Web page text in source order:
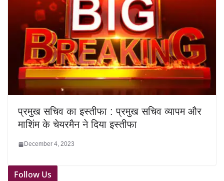
प्रमुख सचिव का इस्तीफा : प्रमुख सचिव व्यापम और
माशिंम के चेयरमैन ने दिया इस्तीफा
December 4, 2023
Follow Us